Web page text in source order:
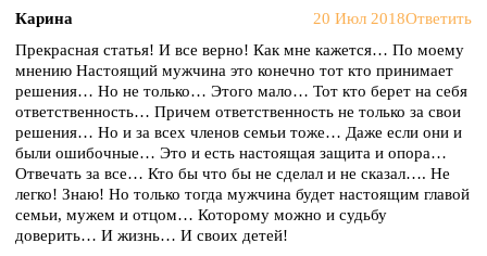
Карина 20 Июл 2018Ответить
Прекрасная статья! И все верно! Как мне кажется… По моему
мнению Настоящий мужчина это конечно тот кто принимает
решения… Но не только… Этого мало… Тот кто берет на себя
ответственность… Причем ответственность не только за свои
решения… Но и за всех членов семьи тоже… Даже если они и
были ошибочные… Это и есть настоящая защита и опора…
Отвечать за все… Кто бы что бы не сделал и не сказал…. Не
легко! Знаю! Но только тогда мужчина будет настоящим главой
семьи, мужем и отцом… Которому можно и судьбу
доверить… И жизнь… И своих детей!